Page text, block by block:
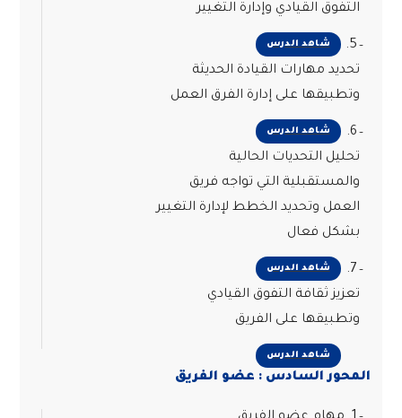
التفوق القيادي وإدارة التغيير
شاهد الدرس
5.
تحديد مهارات القيادة الحديثة
وتطبيقها على إدارة الفرق العمل
شاهد الدرس
6.
تحليل التحديات الحالية
والمستقبلية التي تواجه فريق
العمل وتحديد الخطط لإدارة التغيير
بشكل فعال
شاهد الدرس
7.
تعزيز ثقافة التفوق القيادي
وتطبيقها على الفريق
شاهد الدرس
المحور السادس : عضو الفريق